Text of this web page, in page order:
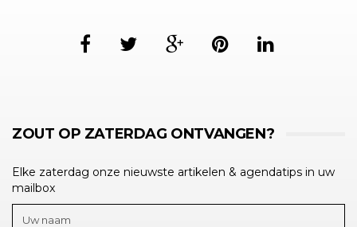
ZOUT OP ZATERDAG ONTVANGEN?
Elke zaterdag onze nieuwste artikelen & agendatips in uw
mailbox